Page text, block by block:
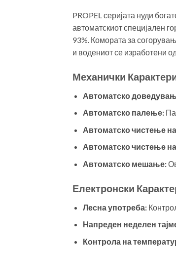
PROPEL серијата нуди
автоматскиот специјален
93%. Комората за
и водениот се изработени
Механички
Автоматско
Автоматско палење:
Автоматско чистење
Автоматско чистење
Автоматско мешање:
Електронски
Лесна употреба:
Напреден неделен
Контрола на